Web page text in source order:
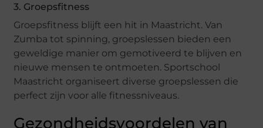
3. Groepsfitness
Groepsfitness blijft een hit in Maastricht. Van
Zumba tot spinning, groepslessen bieden een
geweldige manier om gemotiveerd te blijven en
nieuwe mensen te ontmoeten. Sportschool
Maastricht organiseert diverse groepslessen die
perfect zijn voor alle fitnessniveaus.
Gezondheidsvoordelen van